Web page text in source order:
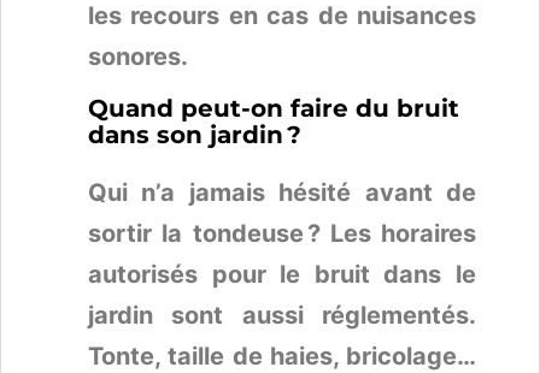
les recours en cas de nuisances
sonores.
Quand peut-on faire du bruit
dans son jardin ?
Qui n’a jamais hésité avant de
sortir la tondeuse ? Les horaires
autorisés pour le bruit dans le
jardin sont aussi réglementés.
Tonte, taille de haies, bricolage…